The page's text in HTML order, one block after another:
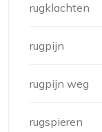
rugklachten
rugpijn
rugpijn weg
rugspieren